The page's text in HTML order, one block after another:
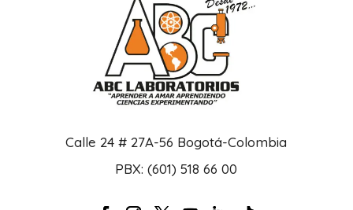
Calle 24 # 27A-56 Bogotá-Colombia
PBX: (601) 518 66 00